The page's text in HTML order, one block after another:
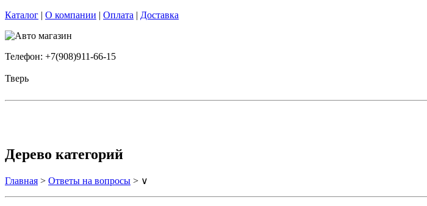
Каталог | О компании | Оплата | Доставка
Телефон: +7(908)911-66-15
Тверь
Дерево категорий
Главная > Ответы на вопросы > ∨